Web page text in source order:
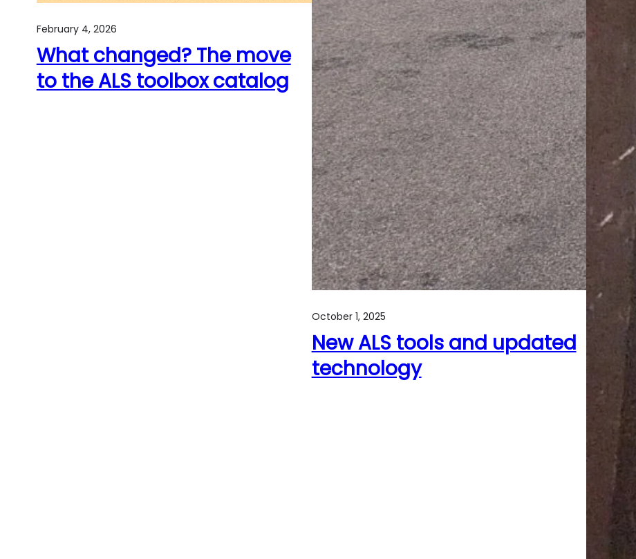
February 4, 2026
What changed? The move
to the ALS toolbox catalog
October 1, 2025
New ALS tools and updated
technology